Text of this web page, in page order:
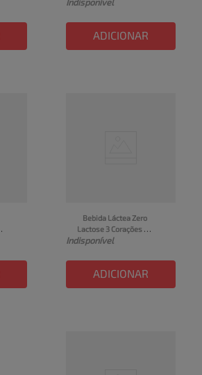
ADICIONAR
Bebida Láctea Zero
Lactose 3 Corações
Power Whey Sabor
Indisponível
ADICIONAR